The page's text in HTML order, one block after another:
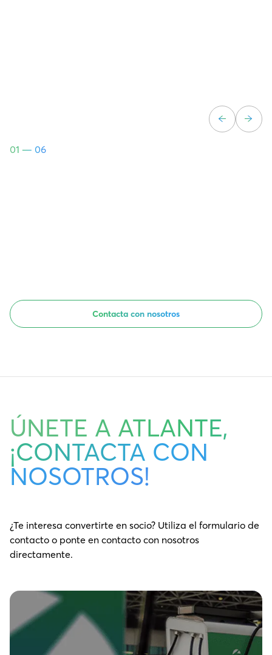
01 — 06
Contacta con nosotros
ÚNETE A ATLANTE,
¡CONTACTA CON
NOSOTROS!
¿Te interesa convertirte en socio? Utiliza el formulario de
contacto o ponte en contacto con nosotros
directamente.